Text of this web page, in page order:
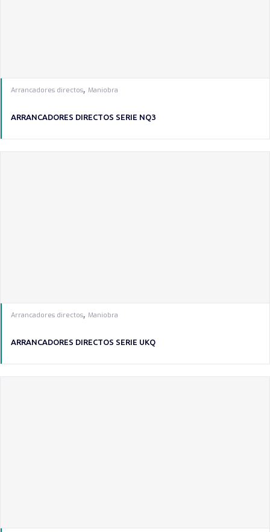
Arrancadores directos, Maniobra
ARRANCADORES DIRECTOS SERIE NQ3
Arrancadores directos, Maniobra
ARRANCADORES DIRECTOS SERIE UKQ